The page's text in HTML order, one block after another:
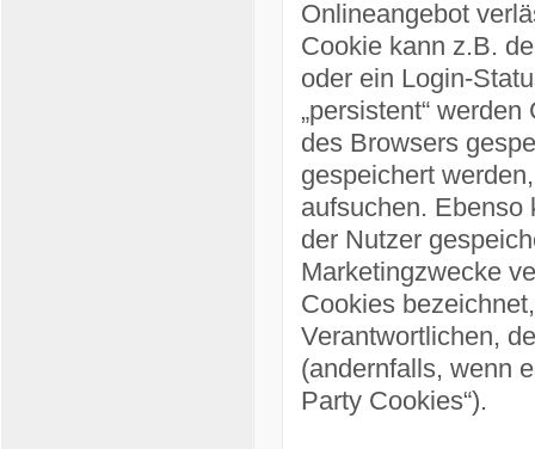
Onlineangebot
Cookie kann z.B.
oder ein Login-
„persistent“
des Browsers
gespeichert
aufsuchen. Ebenso
der Nutzer
Marketingzwecke
Cookies
Verantwortlichen,
(andernfalls, wenn
Party Cookies“).